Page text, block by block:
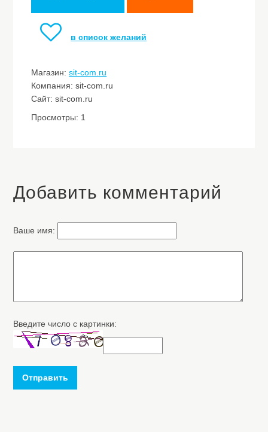
в список желаний
Магазин:sit-com.ru
Компания: sit-com.ru
Сайт: sit-com.ru
Просмотры: 1
Добавить комментарий
Ваше имя:
Введите число с картинки:
Отправить